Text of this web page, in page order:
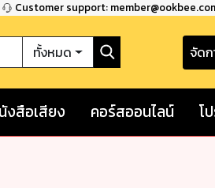
Customer support:
ทั้งหมด จัดก
งสือเสียง คอร์สออนไลน์ โ